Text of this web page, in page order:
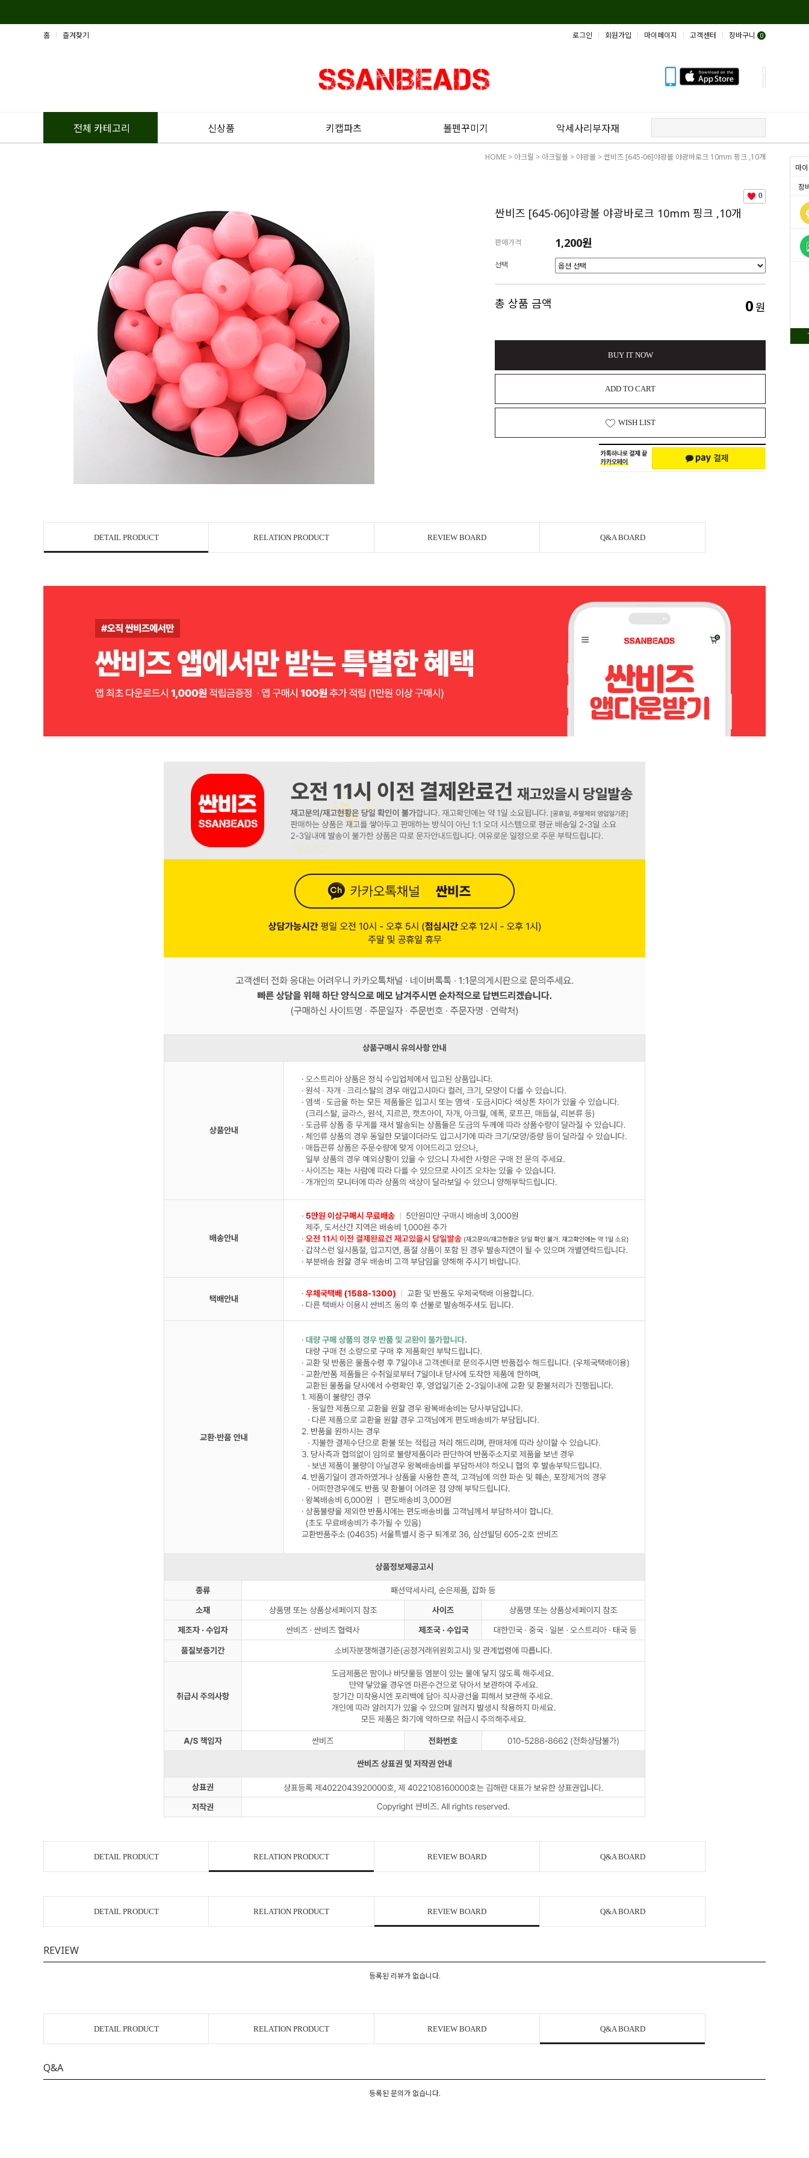
마
장
홈 즐겨찾기 로그인 회원가입 마이페이지 고객센터 장바구니 0
전체 카테고리 신상품 키캡파츠 볼펜꾸미기 악세사리부자재
HOME > 아크릴 > 아크릴볼 > 야광볼 > 싼비즈 [645-06]야광볼 야광바로크 10mm 핑크 ,10개
0
싼비즈 [645-06]야광볼 야광바로크 10mm 핑크 ,10개
판매가격 1,200원
선택
총 상품 금액 0원
BUY IT NOW
ADD TO CART
WISH LIST
DETAIL PRODUCT RELATION PRODUCT REVIEW BOARD Q&A BOARD
DETAIL PRODUCT RELATION PRODUCT REVIEW BOARD Q&A BOARD
DETAIL PRODUCT RELATION PRODUCT REVIEW BOARD Q&A BOARD
REVIEW
등록된 리뷰가 없습니다.
DETAIL PRODUCT RELATION PRODUCT REVIEW BOARD Q&A BOARD
Q&A
등록된 문의가 없습니다.